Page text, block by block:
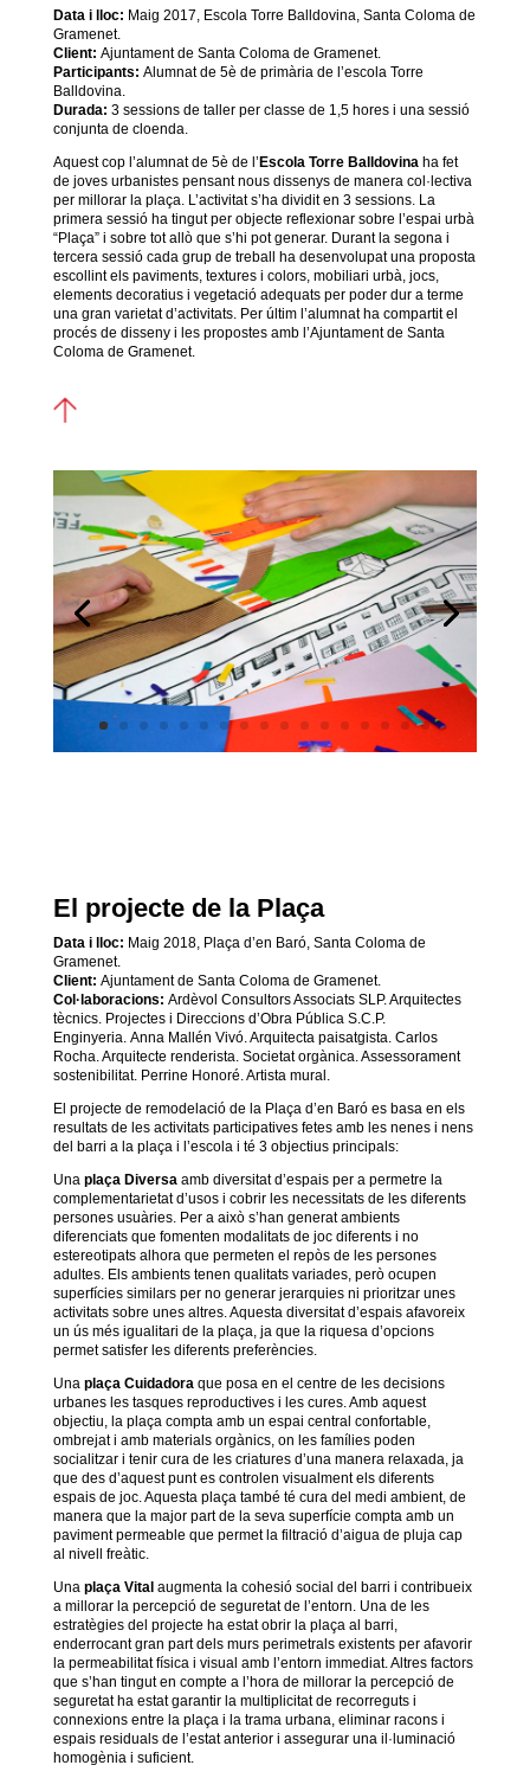
Data i lloc: Maig 2017, Escola Torre Balldovina, Santa Coloma de
Gramenet.
Client: Ajuntament de Santa Coloma de Gramenet.
Participants: Alumnat de 5è de primària de l’escola Torre
Balldovina.
Durada: 3 sessions de taller per classe de 1,5 hores i una sessió
conjunta de cloenda.
Aquest cop l’alumnat de 5è de l’Escola Torre Balldovinaha fet
de joves urbanistes pensant nous dissenys de manera col·lectiva
per millorar la plaça. L’activitat s’ha dividit en 3 sessions. La
primera sessió ha tingut per objecte reflexionar sobre l’espai urbà
“Plaça” i sobre tot allò que s’hi pot generar. Durant la segona i
tercera sessió cada grup de treball ha desenvolupat una proposta
escollint els paviments, textures i colors, mobiliari urbà, jocs,
elements decoratius i vegetació adequats per poder dur a terme
una gran varietat d’activitats. Per últim l’alumnat ha compartit el
procés de disseny i les propostes amb l’Ajuntament de Santa
Coloma de Gramenet.
El projecte de la Plaça
Data i lloc: Maig 2018, Plaça d’en Baró, Santa Coloma de
Gramenet.
Client: Ajuntament de Santa Coloma de Gramenet.
Col·laboracions: Ardèvol Consultors Associats SLP. Arquitectes
tècnics. Projectes i Direccions d’Obra Pública S.C.P.
Enginyeria. Anna Mallén Vivó. Arquitecta paisatgista. Carlos
Rocha. Arquitecte renderista. Societat orgànica. Assessorament
sostenibilitat. Perrine Honoré. Artista mural.
El projecte de remodelació de la Plaça d’en Baró es basa en els
resultats de les activitats participatives fetes amb les nenes i nens
del barri a la plaça i l’escola i té 3 objectius principals:
Una plaça Diversaamb diversitat d’espais per a permetre la
complementarietat d’usos i cobrir les necessitats de les diferents
persones usuàries. Per a això s’han generat ambients
diferenciats que fomenten modalitats de joc diferents i no
estereotipats alhora que permeten el repòs de les persones
adultes. Els ambients tenen qualitats variades, però ocupen
superfícies similars per no generar jerarquies ni prioritzar unes
activitats sobre unes altres. Aquesta diversitat d’espais afavoreix
un ús més igualitari de la plaça, ja que la riquesa d’opcions
permet satisfer les diferents preferències.
Una plaça Cuidadoraque posa en el centre de les decisions
urbanes les tasques reproductives i les cures. Amb aquest
objectiu, la plaça compta amb un espai central confortable,
ombrejat i amb materials orgànics, on les famílies poden
socialitzar i tenir cura de les criatures d’una manera relaxada, ja
que des d’aquest punt es controlen visualment els diferents
espais de joc. Aquesta plaça també té cura del medi ambient, de
manera que la major part de la seva superfície compta amb un
paviment permeable que permet la filtració d’aigua de pluja cap
al nivell freàtic.
Una plaça Vitalaugmenta la cohesió social del barri i contribueix
a millorar la percepció de seguretat de l’entorn. Una de les
estratègies del projecte ha estat obrir la plaça al barri,
enderrocant gran part dels murs perimetrals existents per afavorir
la permeabilitat física i visual amb l’entorn immediat. Altres factors
que s’han tingut en compte a l’hora de millorar la percepció de
seguretat ha estat garantir la multiplicitat de recorreguts i
connexions entre la plaça i la trama urbana, eliminar racons i
espais residuals de l’estat anterior i assegurar una il·luminació
homogènia i suficient.